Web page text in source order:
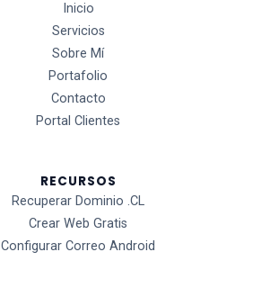
Inicio
Servicios
Sobre Mí
Portafolio
Contacto
Portal Clientes
RECURSOS
Recuperar Dominio .CL
Crear Web Gratis
Configurar Correo Android